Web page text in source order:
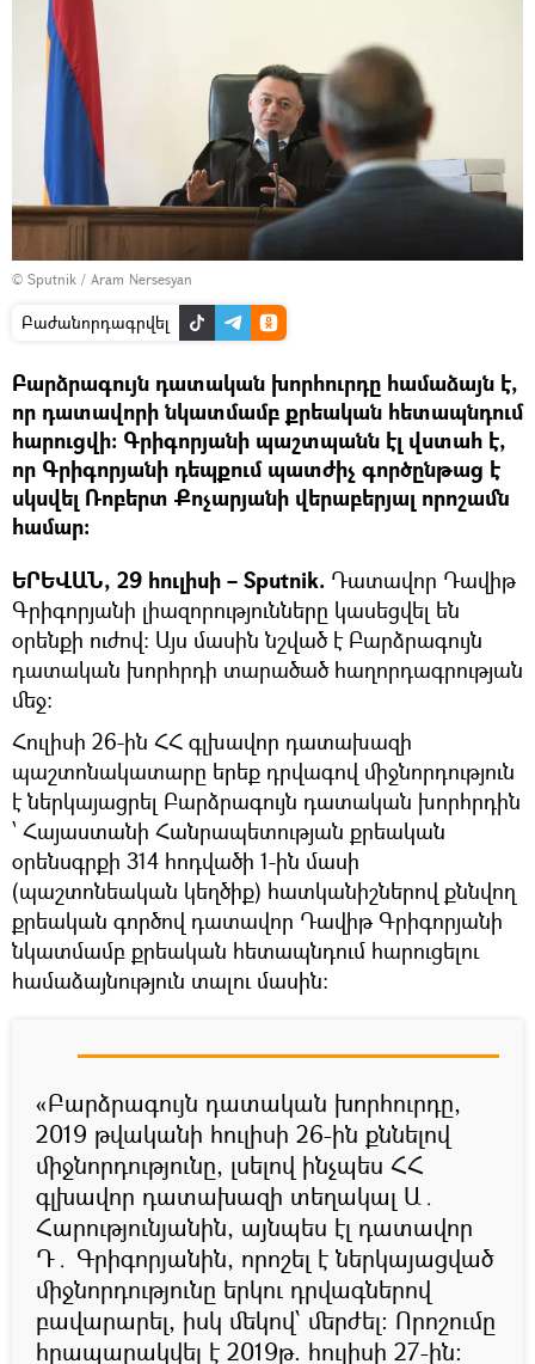
© Sputnik / Aram Nersesyan
Բաժանորդագրվել
Բարձրագույն դատական խորհուրդը համաձայն է,
որ դատավորի նկատմամբ քրեական հետապնդում
հարուցվի։ Գրիգորյանի պաշտպանն էլ վստահ է,
որ Գրիգորյանի դեպքում պատժիչ գործընթաց է
սկսվել Ռոբերտ Քոչարյանի վերաբերյալ որոշամն
համար։
ԵՐԵՎԱՆ, 29 հուլիսի – Sputnik. Դատավոր Դավիթ
Գրիգորյանի լիազորությունները կասեցվել են
օրենքի ուժով։ Այս մասին նշված է Բարձրագույն
դատական խորհրդի տարածած հաղորդագրության
մեջ։
Հուլիսի 26-ին ՀՀ գլխավոր դատախազի
պաշտոնակատարը երեք դրվագով միջնորդություն
է ներկայացրել Բարձրագույն դատական խորհրդին
՝ Հայաստանի Հանրապետության քրեական
օրենսգրքի 314 հոդվածի 1-ին մասի
(պաշտոնեական կեղծիք) հատկանիշներով քննվող
քրեական գործով դատավոր Դավիթ Գրիգորյանի
նկատմամբ քրեական հետապնդում հարուցելու
համաձայնություն տալու մասին։
«Բարձրագույն դատական խորհուրդը,
2019 թվականի հուլիսի 26-ին քննելով
միջնորդությունը, լսելով ինչպես ՀՀ
գլխավոր դատախազի տեղակալ Ա․
Հարությունյանին, այնպես էլ դատավոր
Դ․ Գրիգորյանին, որոշել է ներկայացված
միջնորդությունը երկու դրվագներով
բավարարել, իսկ մեկով՝ մերժել։ Որոշումը
հրապարակվել է 2019թ. հուլիսի 27-ին։